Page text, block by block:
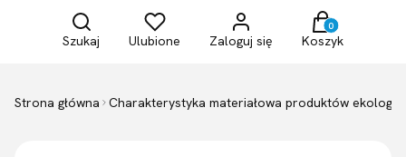
Otwórz wyszukiwarkę
Szukaj
Ulubione Zaloguj się
Produkty w
Koszyk
Strona główna Charakterystyka materiałowa produktów